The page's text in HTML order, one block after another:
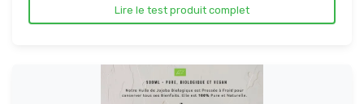
Lire le test produit complet